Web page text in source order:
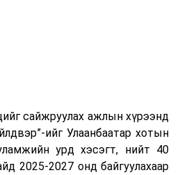
байдлыг хангах зэрэг
хөтөлбөрт тусгажээ.
лекц, асуулт-хариулт,
сайжруулах ажлын хүрээнд
ийг Улаанбаатар хотын
урд хэсэгт, нийт 40
2025-2027 онд байгуулахаар